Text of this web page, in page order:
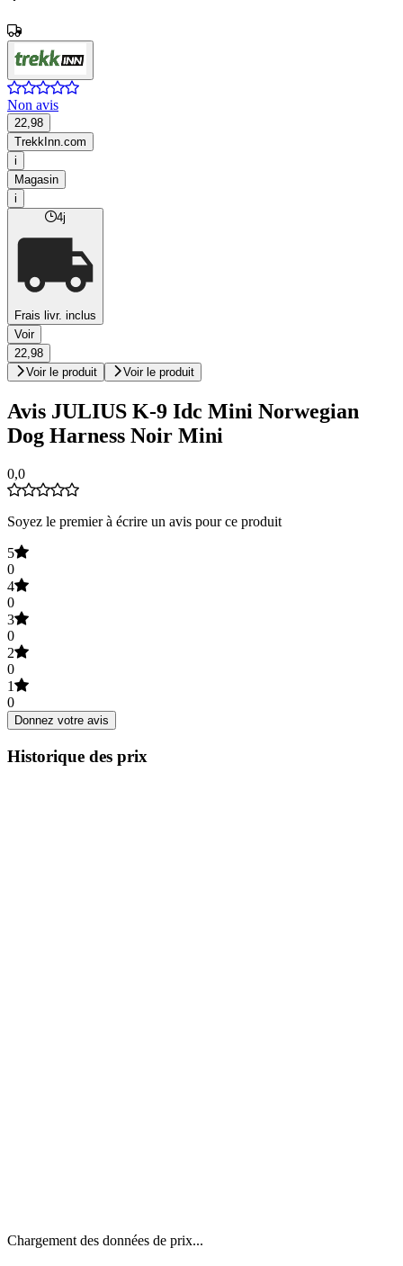
Non avis
22,98
TrekkInn.com
i
Magasin
i
4j
Frais livr. inclus
Voir
22,98
Voir le produit
Voir le produit
Avis JULIUS K-9 Idc Mini Norwegian
Dog Harness Noir Mini
0,0
Soyez le premier à écrire un avis pour ce produit
5
0
4
0
3
0
2
0
1
0
Donnez votre avis
Historique des prix
Chargement des données de prix...